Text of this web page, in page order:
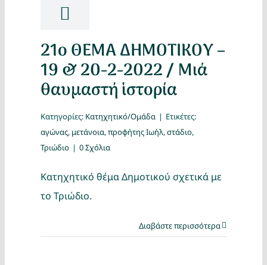
21ο ΘΕΜΑ ΔΗΜΟΤΙΚΟΥ –
19 & 20-2-2022 / Μιά
θαυμαστή ἱστορία
Κατηγορίες: Κατηχητικό/Ομάδα | Ετικέτες:
αγώνας, μετάνοια,προφήτης Ιωήλ,στάδιο,
Τριώδιο | 0 Σχόλια
Κατηχητικό θέμα Δημοτικού σχετικά με
το Τριώδιο.
Διαβάστε περισσότερα